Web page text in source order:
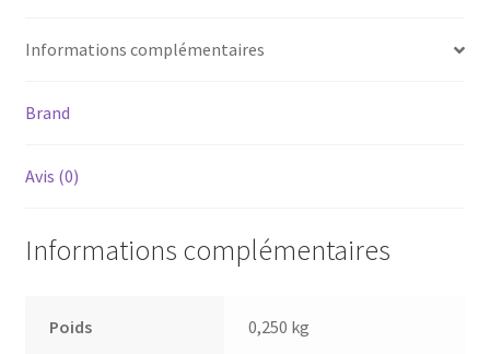
Informations complémentaires
Brand
Avis (0)
Informations complémentaires
Poids 0,250 kg